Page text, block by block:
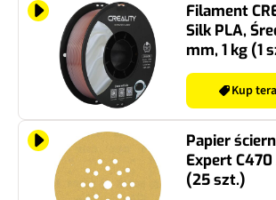
Filament
Silk PLA,
mm, 1 kg (1
Kup
Papier
Expert
(25 szt.)